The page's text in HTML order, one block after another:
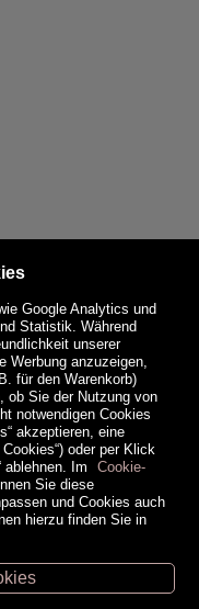
Google Analytics und
Statistik. Während
unserer
Werbung anzuzeigen,
für den Warenkorb)
ob Sie der Nutzung von
notwendigen Cookies
akzeptieren, eine
oder per Klick
ablehnen. Im
Cookie-
Sie diese
und Cookies auch
hierzu finden Sie in